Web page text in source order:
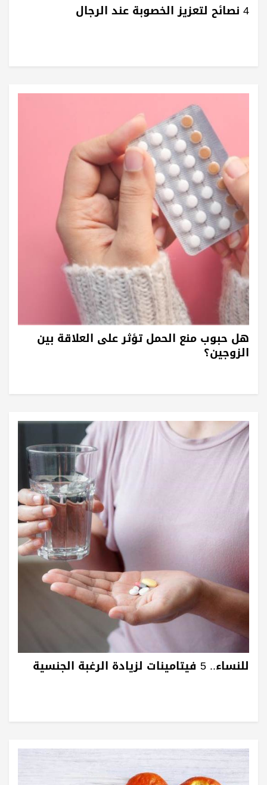
4 نصائح لتعزيز الخصوبة عند الرجال
هل حبوب منع الحمل تؤثر على العلاقة بين
الزوجين؟
للنساء.. 5 فيتامينات لزيادة الرغبة الجنسية